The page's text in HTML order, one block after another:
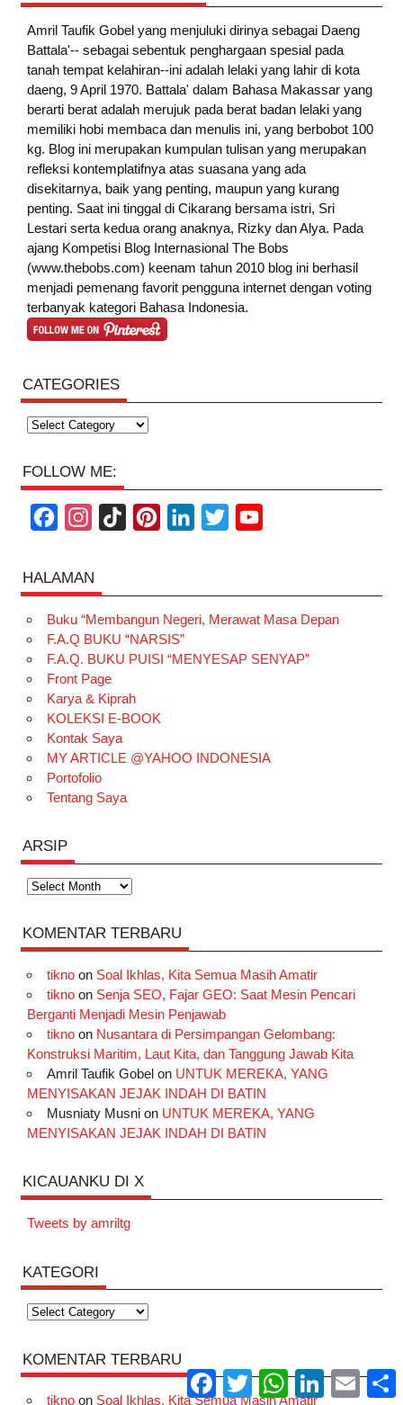
Amril Taufik Gobelyang menjuluki dirinya sebagai Daeng
Battala'-- sebagai sebentuk penghargaan spesial pada
tanah tempat kelahiran--ini adalah lelaki yang lahir di kota
daeng, 9 April 1970. Battala' dalam Bahasa Makassar yang
berarti berat adalah merujuk pada berat badan lelaki yang
memiliki hobi membaca dan menulis ini, yang berbobot 100
kg. Blog ini merupakan kumpulan tulisan yang merupakan
refleksi kontemplatifnya atas suasana yang ada
disekitarnya, baik yang penting, maupun yang kurang
penting. Saat ini tinggal di Cikarang bersama istri, Sri
Lestari serta kedua orang anaknya, Rizky dan Alya. Pada
ajang Kompetisi Blog Internasional The Bobs
(www.thebobs.com) keenam tahun 2010 blog ini berhasil
menjadi pemenang favorit pengguna internet dengan voting
terbanyak kategori Bahasa Indonesia.
CATEGORIES
Categories
FOLLOW ME:
c
e
b
o
o
k
s
t
a
g
r
a
m
T
o
k
t
e
r
k
e
d
t
t
e
T
u
b
HALAMAN
Buku “Membangun Negeri, Merawat Masa Depan
F.A.Q BUKU “NARSIS”
F.A.Q. BUKU PUISI “MENYESAP SENYAP”
Front Page
Karya & Kiprah
KOLEKSI E-BOOK
Kontak Saya
MY ARTICLE @YAHOO INDONESIA
Portofolio
Tentang Saya
ARSIP
Arsip
KOMENTAR TERBARU
tiknoon Soal Ikhlas, Kita Semua Masih Amatir
tiknoon Senja SEO, Fajar GEO: Saat Mesin Pencari
Berganti Menjadi Mesin Penjawab
tiknoon Nusantara di Persimpangan Gelombang:
Konstruksi Maritim, Laut Kita, dan Tanggung Jawab Kita
Amril Taufik Gobelon UNTUK MEREKA, YANG
MENYISAKAN JEJAK INDAH DI BATIN
Musniaty Musnion UNTUK MEREKA, YANG
MENYISAKAN JEJAK INDAH DI BATIN
KICAUANKU DI X
Tweets by amriltg
KATEGORI
Kategori
KOMENTAR TERBARU
tiknoon Soal Ikhlas, Kita Semua Masih Amatir
Facebook
TwitterWhatsApp
LinkedInEmail